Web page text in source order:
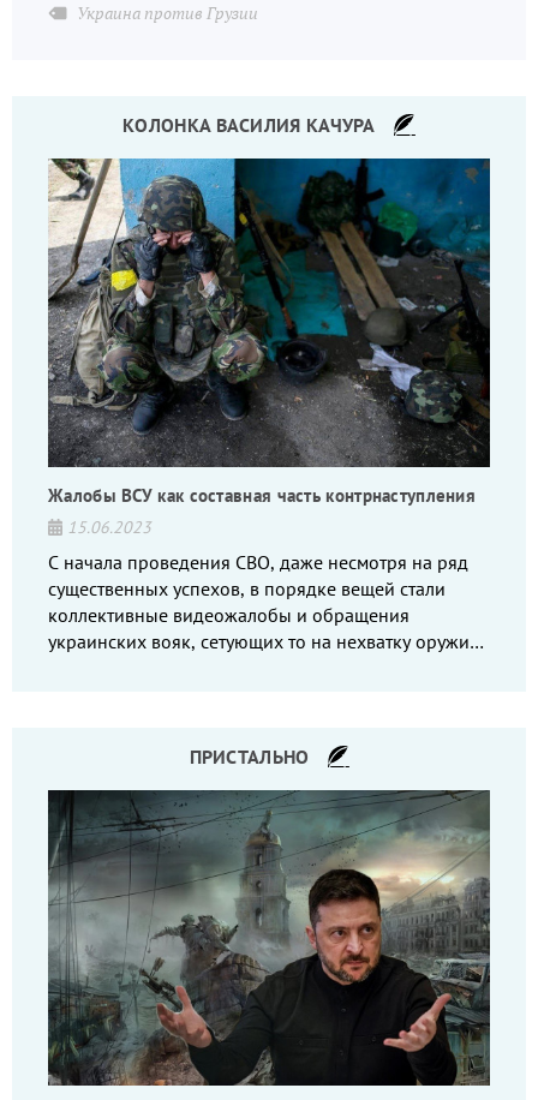
Украина против Грузии
КОЛОНКА ВАСИЛИЯ КАЧУРА
Жалобы ВСУ как составная часть контрнаступления
15.06.2023
С начала проведения СВО, даже несмотря на ряд
существенных успехов, в порядке вещей стали
коллективные видеожалобы и обращения
украинских вояк, сетующих то на нехватку оружия,
ПРИСТАЛЬНО